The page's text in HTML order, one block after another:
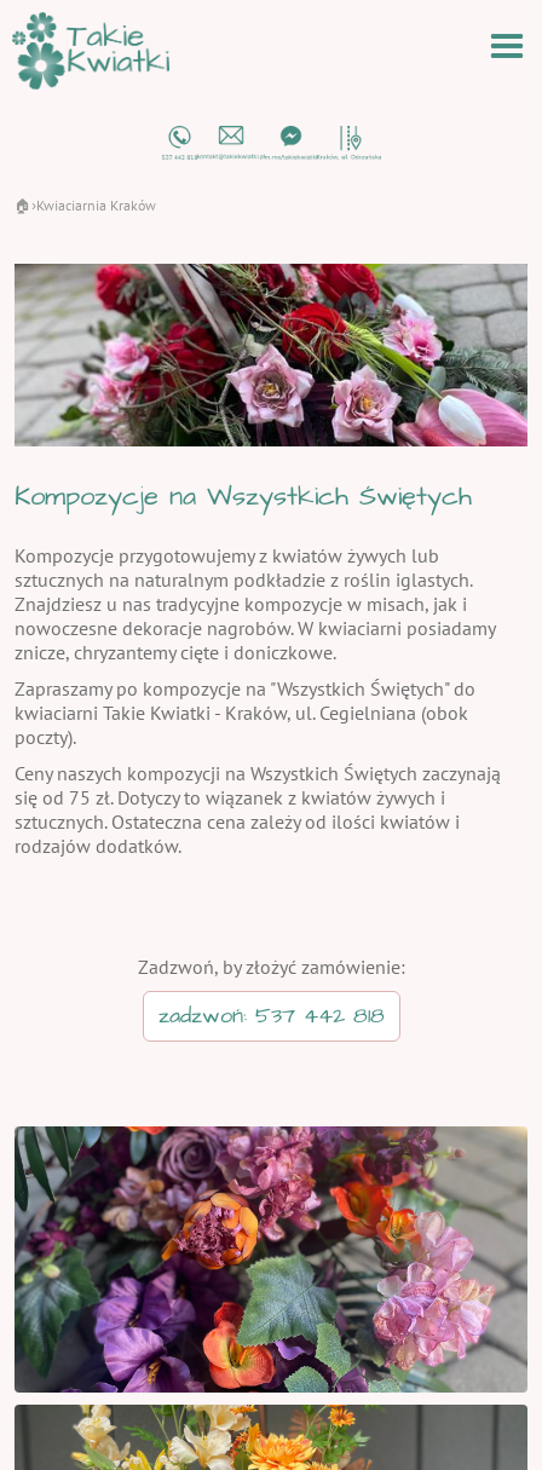
🏠 ›Kwiaciarnia Kraków
Kompozycje na Wszystkich Świętych
Kompozycje przygotowujemy z kwiatów żywych lub
sztucznych na naturalnym podkładzie z roślin iglastych.
Znajdziesz u nas tradycyjne kompozycje w misach, jak i
nowoczesne dekoracje nagrobów. W kwiaciarni posiadamy
znicze, chryzantemy cięte i doniczkowe.
Zapraszamy po kompozycje na "Wszystkich Świętych" do
kwiaciarni Takie Kwiatki - Kraków, ul. Cegielniana (obok
poczty).
Ceny naszych kompozycji na Wszystkich Świętych zaczynają
się od 75 zł. Dotyczy to wiązanek z kwiatów żywych i
sztucznych. Ostateczna cena zależy od ilości kwiatów i
rodzajów dodatków.
Zadzwoń, by złożyć zamówienie:
zadzwoń: 537 442 818